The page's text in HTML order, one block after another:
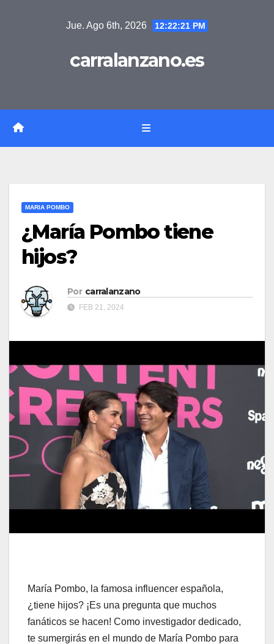
Jue. Ago 6th, 2026 12:22:22 PM
carralanzano.es
MARIA POMBO
¿María Pombo tiene
hijos?
Por carralanzano
FEB 21, 2024
María Pombo, la famosa influencer española,
¿tiene hijos? ¡Es una pregunta que muchos
fanáticos se hacen! Como investigador dedicado,
te sumergirás en el mundo de María Pombo para